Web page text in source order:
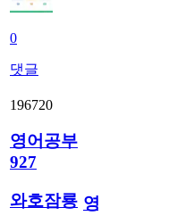
0
댓글
196720
영어공부
927
와호잠룡 영